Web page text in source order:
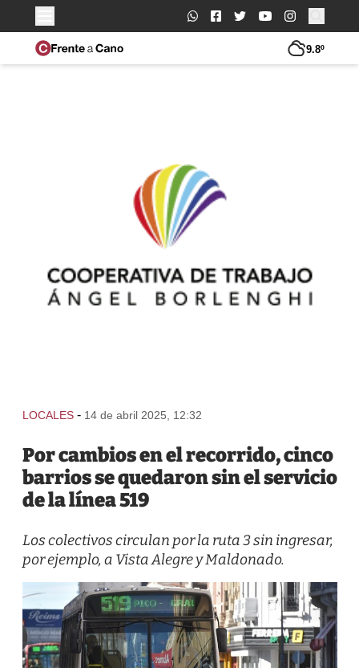
Buscar:
9.8º
LOCALES - 14 de abril 2025, 12:32
Por cambios en el recorrido, cinco
barrios se quedaron sin el servicio
de la línea 519
Los colectivos circulan por la ruta 3 sin ingresar,
por ejemplo, a Vista Alegre y Maldonado.